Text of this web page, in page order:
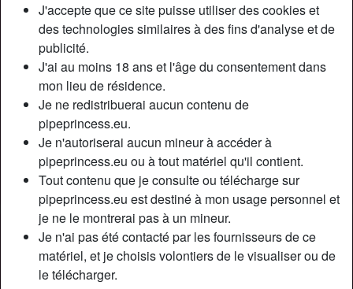
J'accepte que ce site puisse utiliser des cookies et
des technologies similaires à des fins d'analyse et de
publicité.
J'ai au moins 18 ans et l'âge du consentement dans
mon lieu de résidence.
Je ne redistribuerai aucun contenu de
pipeprincess.eu.
Je n'autoriserai aucun mineur à accéder à
pipeprincess.eu ou à tout matériel qu'il contient.
Tout contenu que je consulte ou télécharge sur
pipeprincess.eu est destiné à mon usage personnel et
je ne le montrerai pas à un mineur.
Je n'ai pas été contacté par les fournisseurs de ce
matériel, et je choisis volontiers de le visualiser ou de
le télécharger.
Département:
Finistère
Sexe:
Homme
Sexualité:
Relation:
Couleur des cheveux:
Brunette
Couleur des yeux:
Taille:
173 cm
Poids:
73 Kg
Épilé(e):
if necessary
Description
N'a pas encore saisi de description